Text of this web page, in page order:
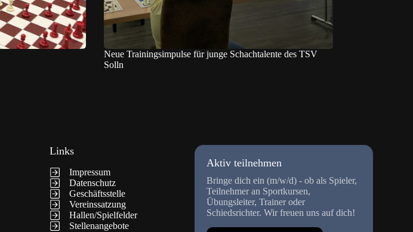
Neue Trainingsimpulse für junge Schachtalente des TSV
Solln
Links
Impressum
Datenschutz
Geschäftsstelle
Vereinssatzung
Hallen/Spielfelder
Stellenangebote
Aktiv teilnehmen
Bringe dich ein (m/w/d) - ob als Spieler,
Teilnehmer an Sportkursen,
Übungsleiter, Trainer oder
Schiedsrichter. Wir freuen uns auf dich!